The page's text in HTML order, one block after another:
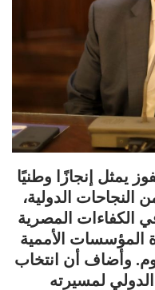
يمثل إنجازًا وطنيًا
الدولية،
الكفاءات المصرية
المؤسسات الأممية
وأضاف أن انتخاب
الدولي لمسيرته